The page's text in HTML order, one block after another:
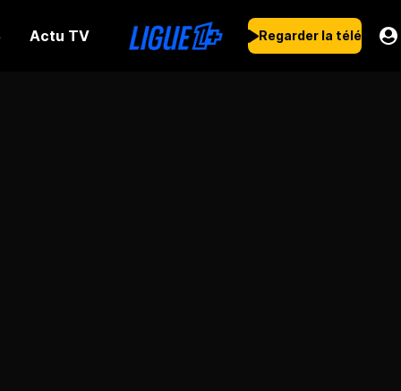
Actu TV Regarder la télé